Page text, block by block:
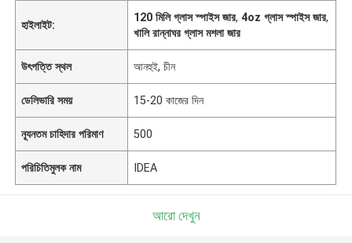
হাইলাইট:
120 মিলি গ্লাস স্পাইস জার,4oz গ্লাস স্পাইস জার,
খালি রান্নাঘর গ্লাস মশলা জার
উৎপত্তি স্থল আনহুই, চীন
ডেলিভারি সময় 15-20 কাজের দিন
ন্যূনতম চাহিদার পরিমাণ 500
পরিচিতিমুলক নাম IDEA
আরো দেখুন